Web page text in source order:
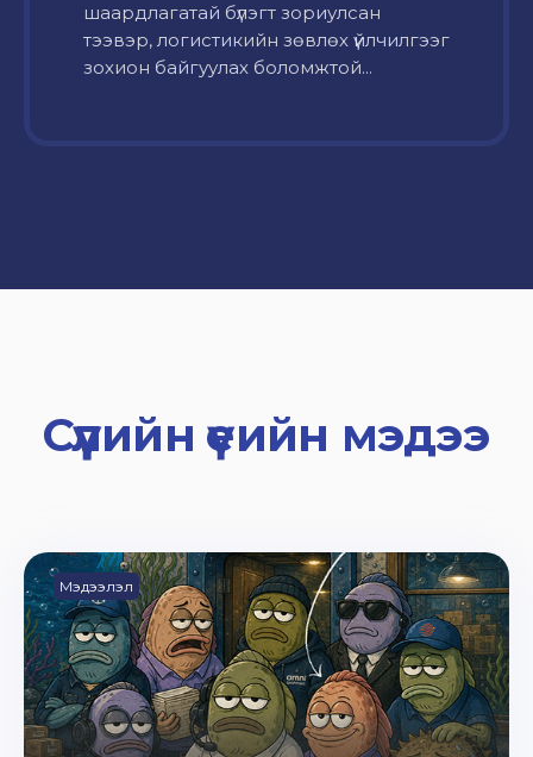
шаардлагатай бүлэгт зориулсан
тээвэр, логистикийн зөвлөх үйлчилгээг
зохион байгуулах боломжтой...
Сүүлийн үеийн мэдээ
Мэдээлэл